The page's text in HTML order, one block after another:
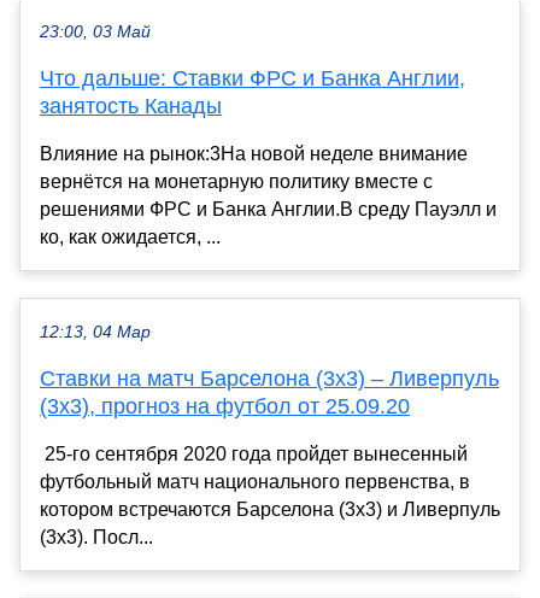
23:00, 03 Май
Что дальше: Ставки ФРС и Банка Англии,
занятость Канады
Влияние на рынок:3На новой неделе внимание
вернётся на монетарную политику вместе с
решениями ФРС и Банка Англии.В среду Пауэлл и
ко, как ожидается, ...
12:13, 04 Мар
Ставки на матч Барселона (3х3) – Ливерпуль
(3х3), прогноз на футбол от 25.09.20
25-го сентября 2020 года пройдет вынесенный
футбольный матч национального первенства, в
котором встречаются Барселона (3х3) и Ливерпуль
(3х3). Посл...